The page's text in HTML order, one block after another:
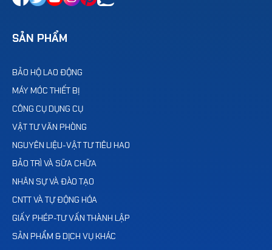
SẢN PHẨM
BẢO HỘ LAO ĐỘNG
MÁY MÓC THIẾT BỊ
CÔNG CỤ DỤNG CỤ
VẬT TƯ VĂN PHÒNG
NGUYÊN LIỆU-VẬT TƯ TIÊU HAO
BẢO TRÌ VÀ SỮA CHỮA
NHÂN SỰ VÀ ĐÀO TẠO
CNTT VÀ TỰ ĐỘNG HÓA
GIẤY PHÉP-TƯ VẤN THÀNH LẬP
SẢN PHẨM & DỊCH VỤ KHÁC